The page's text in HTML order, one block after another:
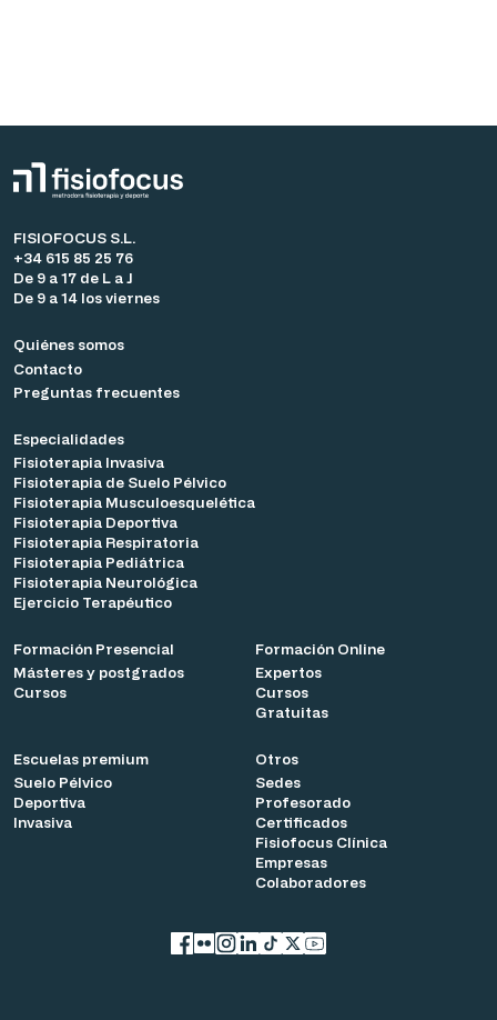
FISIOFOCUS S.L.
+34 615 85 25 76
De 9 a 17 de L a J
De 9 a 14 los viernes
Quiénes somos
Contacto
Preguntas frecuentes
Especialidades
Fisioterapia Invasiva
Fisioterapia de Suelo Pélvico
Fisioterapia Musculoesquelética
Fisioterapia Deportiva
Fisioterapia Respiratoria
Fisioterapia Pediátrica
Fisioterapia Neurológica
Ejercicio Terapéutico
Formación Presencial
Másteres y postgrados
Cursos
Formación Online
Expertos
Cursos
Gratuitas
Escuelas premium
Suelo Pélvico
Deportiva
Invasiva
Otros
Sedes
Profesorado
Certificados
Fisiofocus Clínica
Empresas
Colaboradores